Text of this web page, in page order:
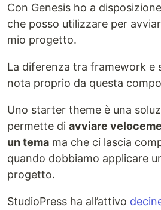
Con Genesis ho a
che posso utilizzare per
mio progetto.
La diferenza tra framework e
nota proprio da questa
Uno starter theme è una
permette di avviare
un tema ma che ci lascia
quando dobbiamo applicare
progetto.
StudioPress ha all’attivo